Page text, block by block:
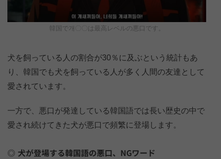
韓国で개〇〇は最高レベルの悪口です。
犬を飼っている人の割合が30％に及ぶという統計もあ
り、韓国でも犬を飼っている人が多く人間の友達として
愛されています。
一方で、悪口が発達している韓国語では長い歴史の中で
愛され続けてきた犬が悪口で頻繁に登場します。
犬が登場する韓国語の悪口、NGワード